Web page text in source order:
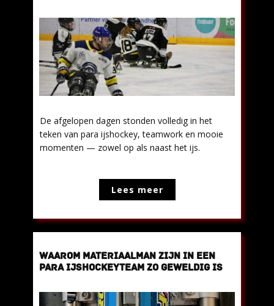
De afgelopen dagen stonden volledig in het
teken van para ijshockey, teamwork en mooie
momenten — zowel op als naast het ijs.
Lees meer
WAAROM MATERIAALMAN ZIJN IN EEN
PARA IJSHOCKEYTEAM ZO GEWELDIG IS